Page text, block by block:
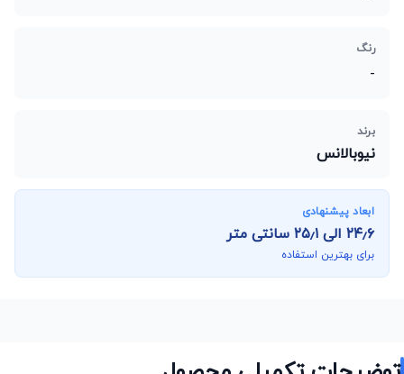
رنگ
-
برند
نیوبالانس
ابعاد پیشنهادی
۲۴٫۶ الی۲۵٫۱سانتی متر
برای بهترین استفاده